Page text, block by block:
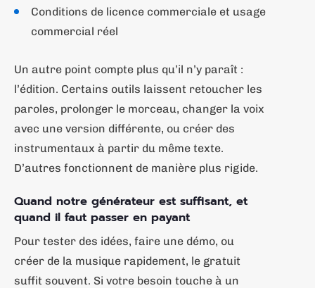
Conditions de licence commerciale et usage
commercial réel
Un autre point compte plus qu’il n’y paraît :
l’édition. Certains outils laissent retoucher les
paroles, prolonger le morceau, changer la voix
avec une version différente, ou créer des
instrumentaux à partir du même texte.
D’autres fonctionnent de manière plus rigide.
Quand notre générateur est suffisant, et
quand il faut passer en payant
Pour tester des idées, faire une démo, ou
créer de la musique rapidement, le gratuit
suffit souvent. Si votre besoin touche à un